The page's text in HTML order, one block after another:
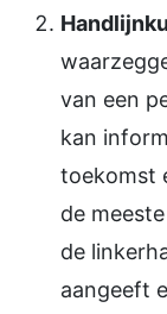
van een
kan
toekomst
de
de
aangeeft